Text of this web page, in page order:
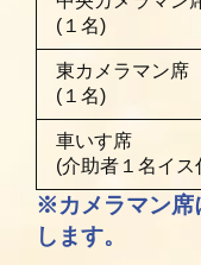
(１名)
東カメラマン席
(１名)
車いす席
(介助者１名イス
※カメラマン席
します。